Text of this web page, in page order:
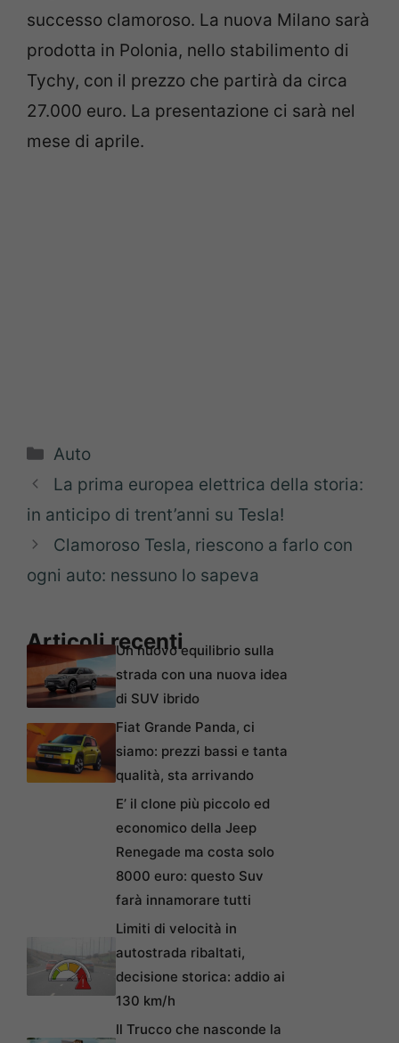
successo clamoroso. La nuova Milano sarà
prodotta in Polonia, nello stabilimento di
Tychy, con il prezzo che partirà da circa
27.000 euro. La presentazione ci sarà nel
mese di aprile.
Categorie
Auto
La prima europea elettrica della storia:
in anticipo di trent’anni su Tesla!
Clamoroso Tesla, riescono a farlo con
ogni auto: nessuno lo sapeva
Articoli recentiUn nuovo equilibrio sulla
strada con una nuova idea
di SUV ibrido
Fiat Grande Panda, ci
siamo: prezzi bassi e tanta
qualità, sta arrivando
E’ il clone più piccolo ed
economico della Jeep
Renegade ma costa solo
8000 euro: questo Suv
farà innamorare tutti
Limiti di velocità in
autostrada ribaltati,
decisione storica: addio ai
130 km/h
Il Trucco che nasconde la